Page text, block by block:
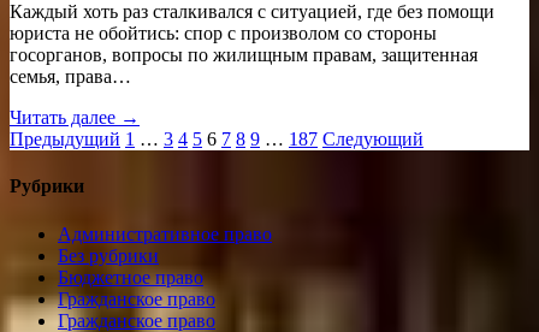
Каждый хоть раз сталкивался с ситуацией, где без помощи
юриста не обойтись: спор с произволом со стороны
госорганов, вопросы по жилищным правам, защитенная
семья, права…
Читать далее →
Пагинация
записей
Предыдущий 1 … 3 4 5 6 7 8 9 … 187 Следующий
Рубрики
Административное право
Без рубрики
Бюджетное право
Гражданское право
Гражданское право